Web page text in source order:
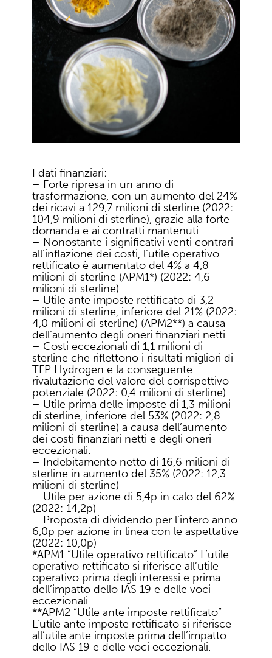
I dati finanziari:
– Forte ripresa in un anno di
trasformazione, con un aumento del 24%
dei ricavi a 129,7 milioni di sterline (2022:
104,9 milioni di sterline), grazie alla forte
domanda e ai contratti mantenuti.
– Nonostante i significativi venti contrari
all’inflazione dei costi, l’utile operativo
rettificato è aumentato del 4% a 4,8
milioni di sterline (APM1*) (2022: 4,6
milioni di sterline).
– Utile ante imposte rettificato di 3,2
milioni di sterline, inferiore del 21% (2022:
4,0 milioni di sterline) (APM2**) a causa
dell’aumento degli oneri finanziari netti.
– Costi eccezionali di 1,1 milioni di
sterline che riflettono i risultati migliori di
TFP Hydrogen e la conseguente
rivalutazione del valore del corrispettivo
potenziale (2022: 0,4 milioni di sterline).
– Utile prima delle imposte di 1,3 milioni
di sterline, inferiore del 53% (2022: 2,8
milioni di sterline) a causa dell’aumento
dei costi finanziari netti e degli oneri
eccezionali.
– Indebitamento netto di 16,6 milioni di
sterline in aumento del 35% (2022: 12,3
milioni di sterline)
– Utile per azione di 5,4p in calo del 62%
(2022: 14,2p)
– Proposta di dividendo per l’intero anno
6,0p per azione in linea con le aspettative
(2022: 10,0p)
*APM1 “Utile operativo rettificato” L’utile
operativo rettificato si riferisce all’utile
operativo prima degli interessi e prima
dell’impatto dello IAS 19 e delle voci
eccezionali.
**APM2 “Utile ante imposte rettificato”
L’utile ante imposte rettificato si riferisce
all’utile ante imposte prima dell’impatto
dello IAS 19 e delle voci eccezionali.